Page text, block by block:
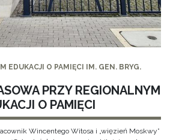
EDUKACJI O PAMIĘCI IM. GEN. BRYG.
PRZY REGIONALNYM
O PAMIĘCI
Wincentego Witosa i „więzień Moskwy”